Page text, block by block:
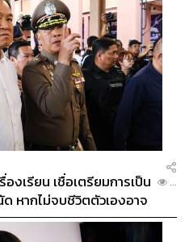
งเรียน เชื่อเตรียมการเป็น
หากไม่จบชีวิตตัวเองอาจ
...